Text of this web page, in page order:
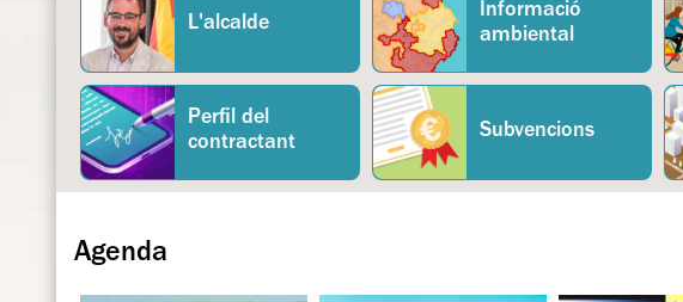
L'alcalde
Informació
ambiental
Perfil del
contractant
Subvencions
Agenda